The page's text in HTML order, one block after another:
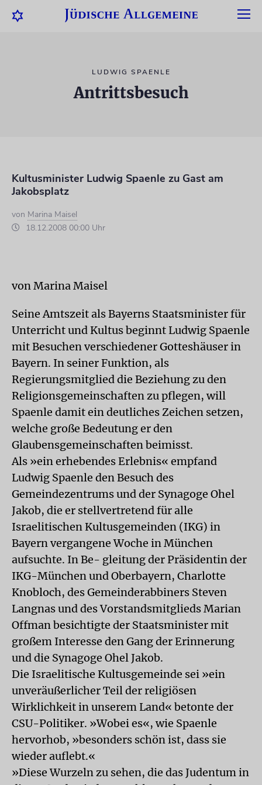
LUDWIG SPAENLE
Antrittsbesuch
Kultusminister Ludwig Spaenle zu Gast am
Jakobsplatz
von Marina Maisel
18.12.2008 00:00 Uhr
von Marina Maisel
Seine Amtszeit als Bayerns Staatsminister für
Unterricht und Kultus beginnt Ludwig Spaenle
mit Besuchen verschiedener Gotteshäuser in
Bayern. In seiner Funktion, als
Regierungsmitglied die Beziehung zu den
Religionsgemeinschaften zu pflegen, will
Spaenle damit ein deutliches Zeichen setzen,
welche große Bedeutung er den
Glaubensgemeinschaften beimisst.
Als »ein erhebendes Erlebnis« empfand
Ludwig Spaenle den Besuch des
Gemeindezentrums und der Synagoge Ohel
Jakob, die er stellvertretend für alle
Israelitischen Kultusgemeinden (IKG) in
Bayern vergangene Woche in München
aufsuchte. In Be- gleitung der Präsidentin der
IKG-München und Oberbayern, Charlotte
Knobloch, des Gemeinderabbiners Steven
Langnas und des Vorstandsmitglieds Marian
Offman besichtigte der Staatsminister mit
großem Interesse den Gang der Erinnerung
und die Synagoge Ohel Jakob.
Die Israelitische Kultusgemeinde sei »ein
unveräußerlicher Teil der religiösen
Wirklichkeit in unserem Land« betonte der
CSU-Politiker. »Wobei es«, wie Spaenle
hervorhob, »besonders schön ist, dass sie
wieder auflebt.«
»Diese Wurzeln zu sehen, die das Judentum in